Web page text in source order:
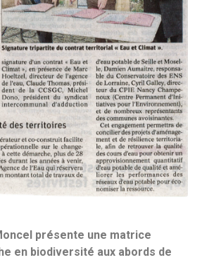
présente une matrice
en biodiversité aux abords de